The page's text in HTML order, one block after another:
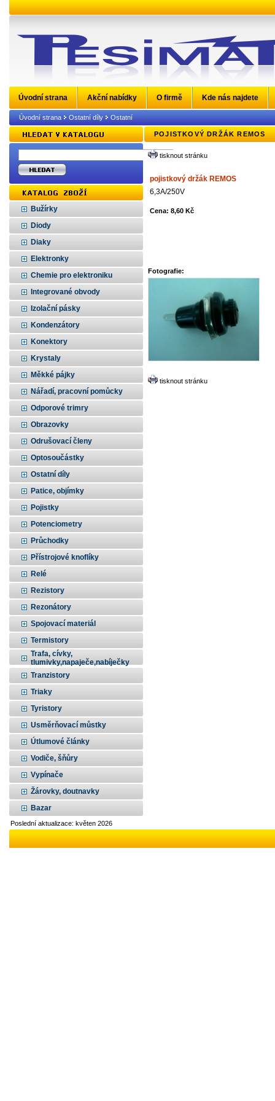
Úvodní strana Akční nabídky O firmě Kde nás najdete
Úvodní strana Ostatní díly Ostatní
Bužírky
Diody
Diaky
Elektronky
Chemie pro elektroniku
Integrované obvody
Izolační pásky
Kondenzátory
Konektory
Krystaly
Měkké pájky
Nářadí, pracovní pomůcky
Odporové trimry
Obrazovky
Odrušovací členy
Optosoučástky
Ostatní díly
Patice, objímky
Pojistky
Potenciometry
Průchodky
Přístrojové knoflíky
Relé
Rezistory
Rezonátory
Spojovací materiál
Termistory
Trafa, cívky,
tlumivky,napaječe,nabíječky
Tranzistory
Triaky
Tyristory
Usměrňovací můstky
Útlumové články
Vodiče, šňůry
Vypínače
Žárovky, doutnavky
Bazar
Poslední aktualizace: květen 2026
POJISTKOVÝ DRŽÁK REMOS
tisknout stránku
pojistkový držák REMOS
6,3A/250V
Cena: 8,60 Kč
Fotografie:
tisknout stránku